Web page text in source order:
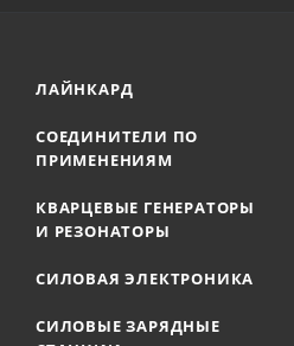
ЛАЙНКАРД
СОЕДИНИТЕЛИ ПО
ПРИМЕНЕНИЯМ
КВАРЦЕВЫЕ ГЕНЕРАТОРЫ
И РЕЗОНАТОРЫ
СИЛОВАЯ ЭЛЕКТРОНИКА
СИЛОВЫЕ ЗАРЯДНЫЕ